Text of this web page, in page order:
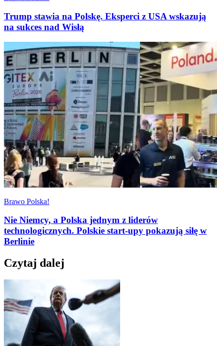
Trump stawia na Polskę. Eksperci z USA wskazują
na sukces nad Wisłą
Brawo Polska!
Nie Niemcy, a Polska jednym z liderów
technologicznych. Polskie start-upy pokazują siłę w
Berlinie
Czytaj dalej